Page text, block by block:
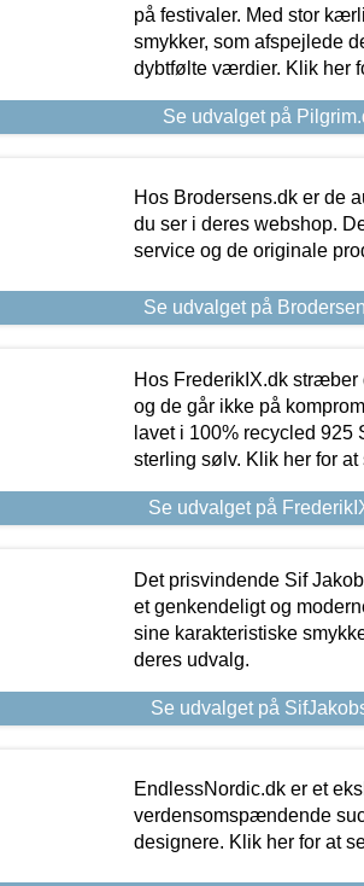
på festivaler. Med stor
smykker, som afspejlede
dybtfølte værdier. Klik her
Se udvalget på
Hos Brodersens.dk er de
du ser i deres webshop.
service og de originale
Se udvalget på
Hos FrederikIX.dk stræber
og de går ikke på
lavet i 100% recycled
sterling sølv. Klik her for at
Se udvalget på
Det prisvindende Sif
et genkendeligt og
sine karakteristiske
deres udvalg.
Se udvalget på
EndlessNordic.dk er et
verdensomspændende
designere. Klik her for at